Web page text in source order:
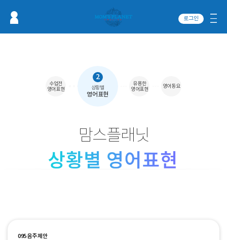
로그인
수업전
영어표현
2
상황별
영어표현
유용한
영어표현
영어동요
맘스플래닛
095 음주 제안